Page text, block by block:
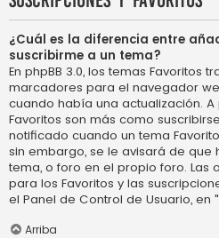
¿Cuál es la diferencia entre
suscribirme a un tema?
En phpBB 3.0, los temas Favoritos
marcadores para el navegador
cuando había una actualización. A
Favoritos son más como
notificado cuando un tema
sin embargo, se le avisará de que
tema, o foro en el propio foro. Las
para los Favoritos y las
el Panel de Control de Usuario, en
Arriba